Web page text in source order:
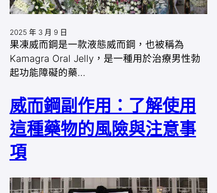
2025 年 3 月 9 日
果凍威而鋼是一款液態威而鋼，也被稱為
Kamagra Oral Jelly，是一種用於治療男性勃
起功能障礙的藥…
威而鋼副作用：了解使用
這種藥物的風險與注意事
項